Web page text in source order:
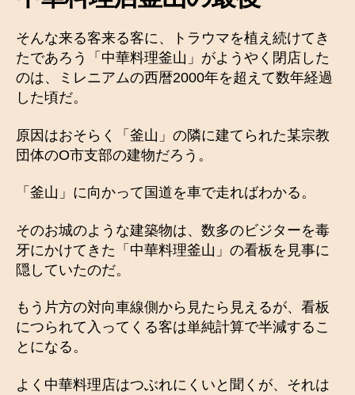
そんな来る客来る客に、トラウマを植え続けてき
たであろう「中華料理釜山」がようやく閉店した
のは、ミレニアムの西暦2000年を超えて数年経過
した頃だ。
原因はおそらく「釜山」の隣に建てられた某宗教
団体のO市支部の建物だろう。
「釜山」に向かって国道を車で走ればわかる。
そのお城のような建築物は、数多のビジターを毒
牙にかけてきた「中華料理釜山」の看板を見事に
隠していたのだ。
もう片方の対向車線側から見たら見えるが、看板
につられて入ってくる客は単純計算で半減するこ
とになる。
よく中華料理店はつぶれにくいと聞くが、それは